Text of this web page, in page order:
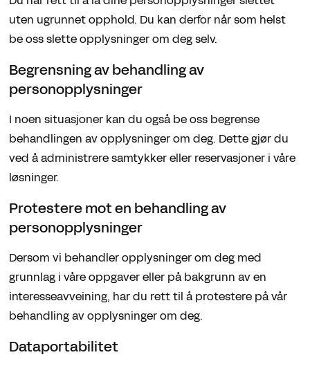
uten ugrunnet opphold. Du kan derfor når som helst
be oss slette opplysninger om deg selv.
Begrensning av behandling av
personopplysninger
I noen situasjoner kan du også be oss begrense
behandlingen av opplysninger om deg. Dette gjør du
ved å administrere samtykker eller reservasjoner i våre
løsninger.
Protestere mot en behandling av
personopplysninger
Dersom vi behandler opplysninger om deg med
grunnlag i våre oppgaver eller på bakgrunn av en
interesseavveining, har du rett til å protestere på vår
behandling av opplysninger om deg.
Dataportabilitet